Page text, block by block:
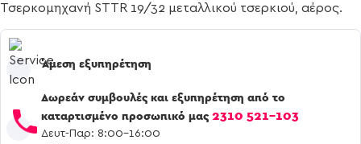
Τσερκομηχανή STTR 19/32 μεταλλικού τσερκιού, αέρος.
Άμεση εξυπηρέτηση
Δωρεάν συμβουλές και εξυπηρέτηση από το
καταρτισμένο προσωπικό μας 2310 521-103
Δευτ-Παρ: 8:00-16:00